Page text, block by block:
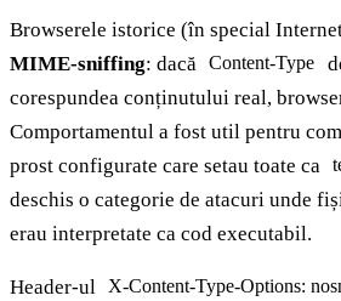
Browserele istorice (în special
MIME-sniffing: dacă Content-Type
corespundea conținutului real,
Comportamentul a fost util pentru
prost configurate care setau toate ca
deschis o categorie de atacuri unde
erau interpretate ca cod executabil.
Header-ul X-Content-Type-Options: